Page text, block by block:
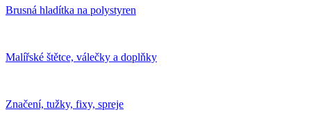
Brusná hladítka na polystyren
Malířské štětce, válečky a doplňky
Značení, tužky, fixy, spreje